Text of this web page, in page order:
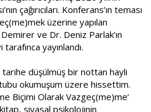
çağırıcıları. Konferans’ın teması
üzerine yapılan
ve Dr. Deniz Parlak’ın
yayınlandı.
düşülmüş bir nottan hayli
okumuşum üzere hissettim.
Biçimi Olarak Vazgeç(me)me’
siyasal psikolojinin